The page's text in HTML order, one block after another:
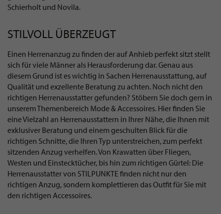
Schierholt und Novila.
STILVOLL ÜBERZEUGT
Einen Herrenanzug zu finden der auf Anhieb perfekt sitzt stellt
sich für viele Männer als Herausforderung dar. Genau aus
diesem Grund ist es wichtig in Sachen Herrenausstattung, auf
Qualität und exzellente Beratung zu achten. Noch nicht den
richtigen Herrenausstatter gefunden? Stöbern Sie doch gern in
unserem Themenbereich Mode & Accessoires. Hier finden Sie
eine Vielzahl an Herrenausstattern in Ihrer Nähe, die Ihnen mit
exklusiver Beratung und einem geschulten Blick für die
richtigen Schnitte, die Ihren Typ unterstreichen, zum perfekt
sitzenden Anzug verhelfen. Von Krawatten über Fliegen,
Westen und Einstecktücher, bis hin zum richtigen Gürtel: Die
Herrenausstatter von STILPUNKTE finden nicht nur den
richtigen Anzug, sondern komplettieren das Outfit für Sie mit
den richtigen Accessoires.